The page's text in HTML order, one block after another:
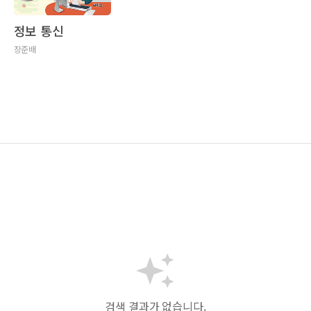
정보 통신
장준배
검색 결과가 없습니다.